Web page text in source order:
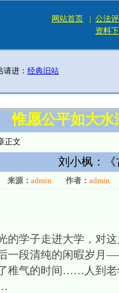
网站首页 | 公法
资料
进： 经典旧站
惟愿公平如大
正文
刘小枫：
来源： admin 作者： admin
的学子走进大学，对
一段清纯的闲暇岁月
稚气的时间……人到